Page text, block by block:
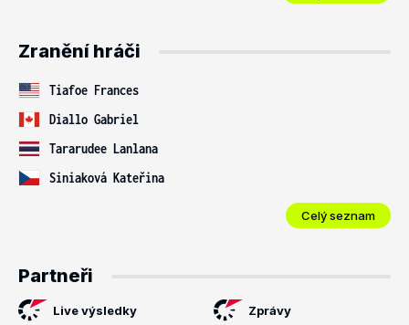
Zranění hráči
Tiafoe Frances
Diallo Gabriel
Tararudee Lanlana
Siniaková Kateřina
Celý seznam
Partneři
Live výsledky Zprávy